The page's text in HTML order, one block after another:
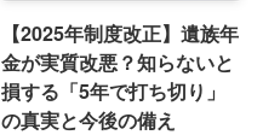
【2025年制度改正】遺族年
金が実質改悪？知らないと
損する「5年で打ち切り」
の真実と今後の備え